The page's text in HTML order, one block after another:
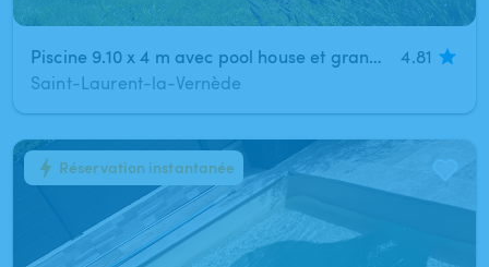
Piscine 9.10 x 4 m avec pool house et grands espaces verts prés d'Uzès (St Laurent la Vernède)
4.81
Saint-Laurent-la-Vernède
1/14Réservation instantanée